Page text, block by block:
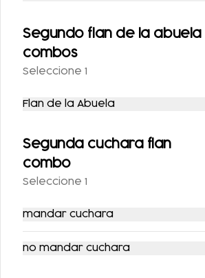
CLÁSICA 400 ML.
$25.00
355ML.
Segundo flan de la abuela
combos
Seleccione 1
Flan de la Abuela
Segunda cuchara flan
combo
Seleccione 1
mandar cuchara
no mandar cuchara